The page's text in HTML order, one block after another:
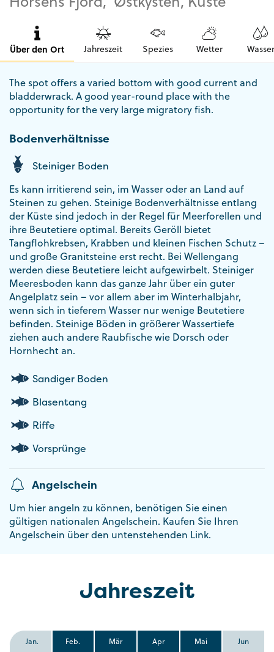
Über den Ort Jahreszeit Spezies Wetter Wasser
The spot offers a varied bottom with good current and
bladderwrack. A good year-round place with the
opportunity for the very large migratory fish.
Bodenverhältnisse
Steiniger Boden
Es kann irritierend sein, im Wasser oder an Land auf
Steinen zu gehen. Steinige Bodenverhältnisse entlang
der Küste sind jedoch in der Regel für Meerforellen und
ihre Beutetiere optimal. Bereits Geröll bietet
Tangflohkrebsen, Krabben und kleinen Fischen Schutz –
und große Granitsteine erst recht. Bei Wellengang
werden diese Beutetiere leicht aufgewirbelt. Steiniger
Meeresboden kann das ganze Jahr über ein guter
Angelplatz sein – vor allem aber im Winterhalbjahr,
wenn sich in tieferem Wasser nur wenige Beutetiere
befinden. Steinige Böden in größerer Wassertiefe
ziehen auch andere Raubfische wie Dorsch oder
Hornhecht an.
Sandiger Boden
Blasentang
Riffe
Vorsprünge
Angelschein
Um hier angeln zu können, benötigen Sie einen
gültigen nationalen Angelschein. Kaufen Sie Ihren
Angelschein über den untenstehenden Link.
Jahreszeit
Jan. Feb. Mär Apr Mai Jun